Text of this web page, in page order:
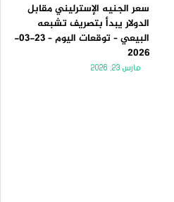
سعر الجنيه الإسترليني مقابل
الدولار يبدأ بتصريف تشبعه
البيعي – توقعات اليوم – 23-03-
2026
مارس 23, 2026